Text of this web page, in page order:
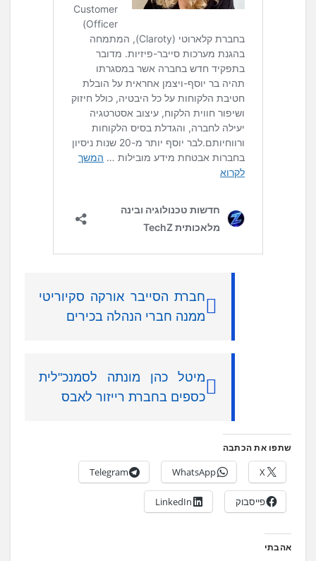
חברת הסייבר אורקה סקיוריטי
ממנה חברי הנהלה בכירים
מיטל כהן מונתה לסמנכ"לית
כספים בחברת רייזור לאבס
שתפו את הכתבה
X
WhatsApp
Telegram
פייסבוק LinkedIn
אהבתי